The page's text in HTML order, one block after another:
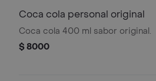
Coca cola personal original
Coca cola 400 ml sabor original.
$ 8000